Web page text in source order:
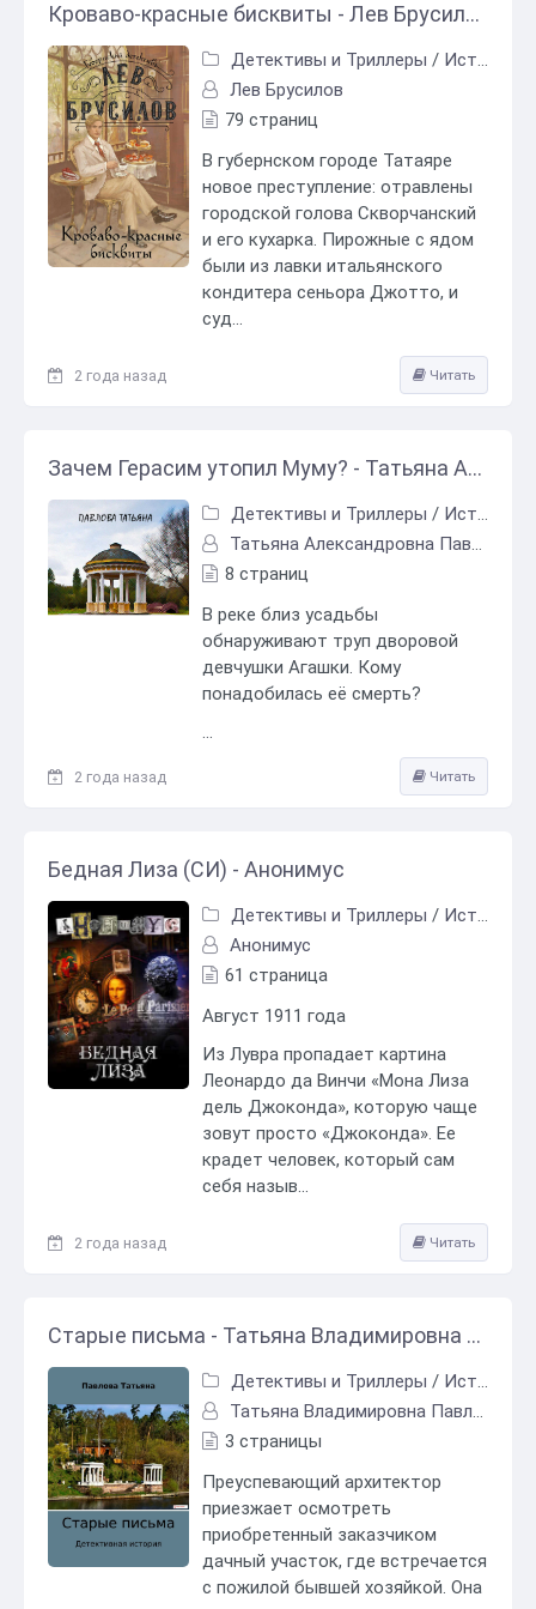
Кроваво-красные бисквиты - Лев Брусилов
Детективы и Триллеры / Исторический детектив
Лев Брусилов
79 страниц
В губернском городе Татаяре
новое преступление: отравлены
городской голова Скворчанский
и его кухарка. Пирожные с ядом
были из лавки итальянского
кондитера сеньора Джотто, и
суд...
2 года назад Читать
Зачем Герасим утопил Муму? - Татьяна Александровна Павлова
Детективы и Триллеры / Исторический детектив
Татьяна Александровна Павлова
8 страниц
В реке близ усадьбы
обнаруживают труп дворовой
девчушки Агашки. Кому
понадобилась её смерть?
...
2 года назад Читать
Бедная Лиза (СИ) - Анонимyс
Детективы и Триллеры / Исторический детектив
Анонимyс
61 страница
Август 1911 года
Из Лувра пропадает картина
Леонардо да Винчи «Мона Лиза
дель Джоконда», которую чаще
зовут просто «Джоконда». Ее
крадет человек, который сам
себя назыв...
2 года назад Читать
Старые письма - Татьяна Владимировна Павлова
Детективы и Триллеры / Исторический детектив
Татьяна Владимировна Павлова
3 страницы
Преуспевающий архитектор
приезжает осмотреть
приобретенный заказчиком
дачный участок, где встречается
с пожилой бывшей хозяйкой. Она